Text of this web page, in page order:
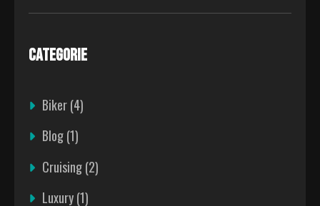
CATEGORIE
Biker(4)
Blog(1)
Cruising(2)
Luxury(1)